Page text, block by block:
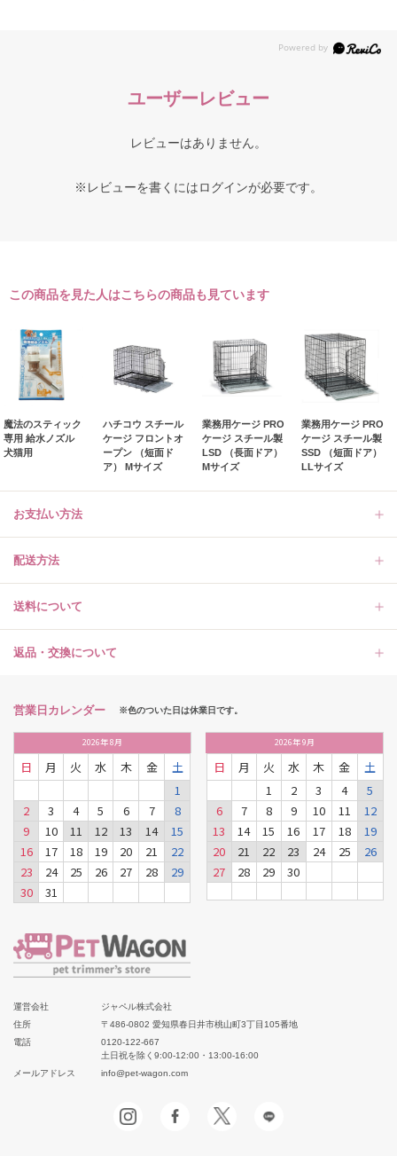
ユーザーレビュー
レビューはありません。
※レビューを書くにはログインが必要です。
この商品を見た人はこちらの商品も見ています
魔法のスティック
専用 給水ノズル
犬猫用
ハチコウ スチール
ケージ フロントオ
ープン （短面ド
ア） Mサイズ
業務用ケージ PRO
ケージ スチール製
LSD （長面ドア）
Mサイズ
業務用ケージ PRO
ケージ スチール製
SSD （短面ドア）
LLサイズ
お支払い方法
配送方法
送料について
返品・交換について
営業日カレンダー ※色のついた日は休業日です。
2026年8月
日 月 火 水 木 金
土
1
2
3 4 5 6 7
8
9
10 11 12 13 14
15
16
17 18 19 20 21
22
23
24 25 26 27 28
29
30
31
2026年9月
日 月 火 水 木 金
土
1
2 3 4
5
6
7 8 9 10 11
12
13
14 15 16 17 18
19
20
21 22 23 24 25
26
27
28 29 30
運営会社
ジャペル株式会社
住所
〒486-0802 愛知県春日井市桃山町3丁目105番地
電話
0120-122-667
土日祝を除く9:00-12:00・13:00-16:00
メールアドレス
info@pet-wagon.com